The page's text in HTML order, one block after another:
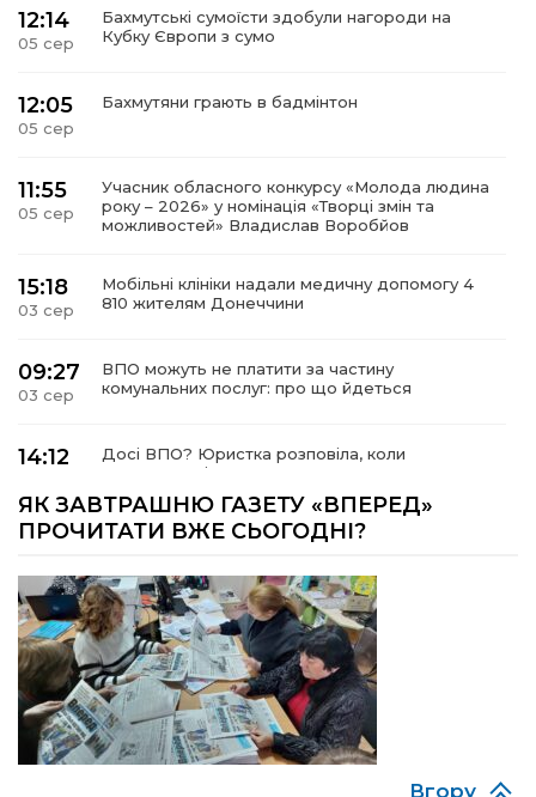
12:14
05 сер
Бахмутські сумоїсти здобули нагороди на
Кубку Європи з сумо
12:05
05 сер
Бахмутяни грають в бадмінтон
11:55
05 сер
Учасник обласного конкурсу «Молода людина
року – 2026» у номінація «Творці змін та
можливостей» Владислав Воробйов
15:18
03 сер
Мобільні клініки надали медичну допомогу 4
810 жителям Донеччини
09:27
03 сер
ВПО можуть не платити за частину
комунальних послуг: про що йдеться
14:12
Досі ВПО? Юристка розповіла, коли
переселенці втрачають виплати та статус
01 сер
Аліна Кулик
15:58
31 лип
Літо в Жовтих Водах
15:30
31 лип
Бахмутяни відвідали Музей науки
Національного університету «Полтавська
політехніка імені Юрія Кондратюка»
ЯК ЗАВТРАШНЮ ГАЗЕТУ «ВПЕРЕД»
ПРОЧИТАТИ ВЖЕ СЬОГОДНІ?
Вгору